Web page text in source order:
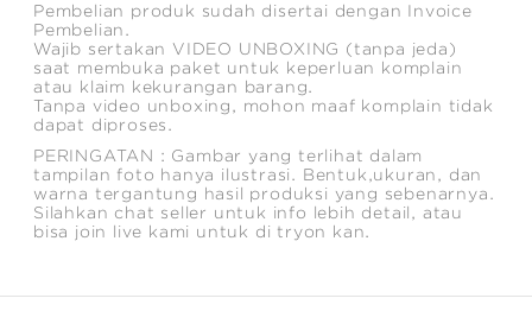
Pembelian produk sudah disertai dengan Invoice
Pembelian.
Wajib sertakan VIDEO UNBOXING (tanpa jeda)
saat membuka paket untuk keperluan komplain
atau klaim kekurangan barang.
Tanpa video unboxing, mohon maaf komplain tidak
dapat diproses.
PERINGATAN : Gambar yang terlihat dalam
tampilan foto hanya ilustrasi. Bentuk,ukuran, dan
warna tergantung hasil produksi yang sebenarnya.
Silahkan chat seller untuk info lebih detail, atau
bisa join live kami untuk di tryon kan.